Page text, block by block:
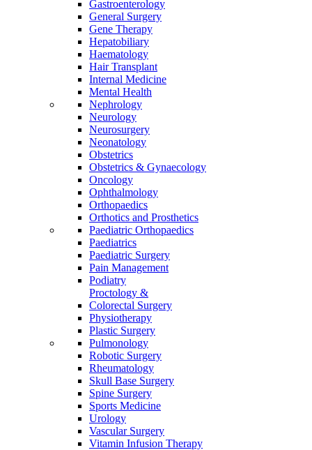
Gastroenterology
General Surgery
Gene Therapy
Hepatobiliary
Haematology
Hair Transplant
Internal Medicine
Mental Health
Nephrology
Neurology
Neurosurgery
Neonatology
Obstetrics
Obstetrics & Gynaecology
Oncology
Ophthalmology
Orthopaedics
Orthotics and Prosthetics
Paediatric Orthopaedics
Paediatrics
Paediatric Surgery
Pain Management
Podiatry
Proctology &
Colorectal Surgery
Physiotherapy
Plastic Surgery
Pulmonology
Robotic Surgery
Rheumatology
Skull Base Surgery
Spine Surgery
Sports Medicine
Urology
Vascular Surgery
Vitamin Infusion Therapy